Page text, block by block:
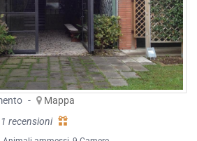
-
Mappa
recensioni